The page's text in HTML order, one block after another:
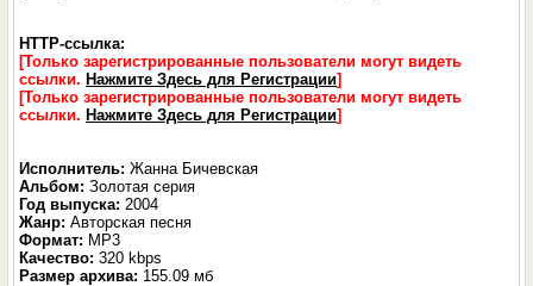
HTTP-ссылка:
[Только зарегистрированные пользователи могут видеть
ссылки. Нажмите Здесь для Регистрации]
[Только зарегистрированные пользователи могут видеть
ссылки. Нажмите Здесь для Регистрации]
Исполнитель: Жанна Бичевская
Альбом: Золотая серия
Год выпуска: 2004
Жанр: Авторская песня
Формат: MP3
Качество: 320 kbps
Размер архива: 155.09 мб